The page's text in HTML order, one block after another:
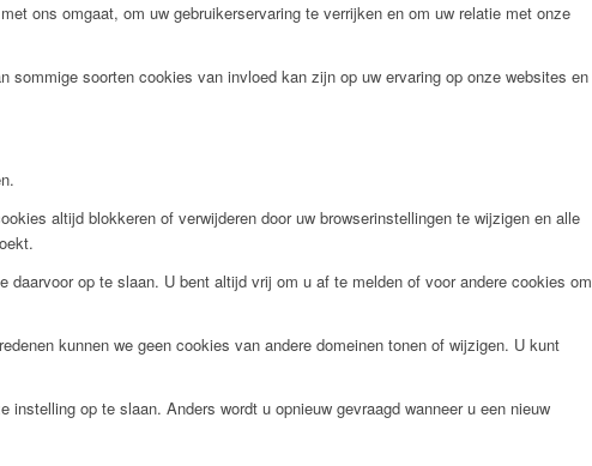
ons omgaat, om uw gebruikerservaring te verrijken en om uw relatie met onze
soorten cookies van invloed kan zijn op uw ervaring op onze websites en
altijd blokkeren of verwijderen door uw browserinstellingen te wijzigen en alle
op te slaan. U bent altijd vrij om u af te melden of voor andere cookies om
kunnen we geen cookies van andere domeinen tonen of wijzigen. U kunt
op te slaan. Anders wordt u opnieuw gevraagd wanneer u een nieuw